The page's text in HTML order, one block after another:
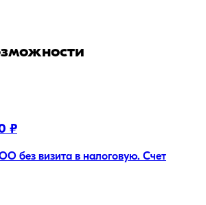
₽
без визита в налоговую. Счет